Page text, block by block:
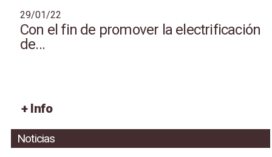
29/01/22
Con el fin de promover la electrificación
de...
+ Info
Noticias